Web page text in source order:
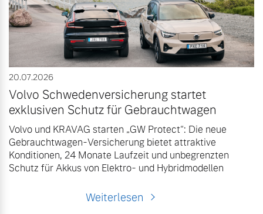
20.07.2026
Volvo Schwedenversicherung startet
exklusiven Schutz für Gebrauchtwagen
Volvo und KRAVAG starten „GW Protect“: Die neue
Gebrauchtwagen-Versicherung bietet attraktive
Konditionen, 24 Monate Laufzeit und unbegrenzten
Schutz für Akkus von Elektro- und Hybridmodellen
Weiterlesen